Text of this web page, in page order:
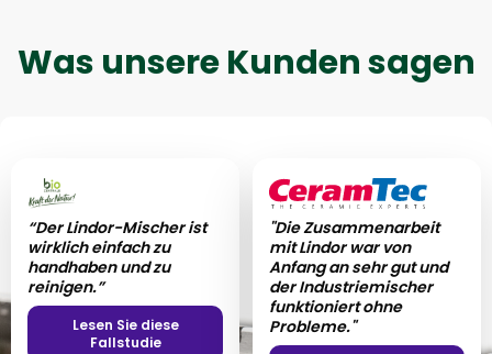
Was unsere Kunden sagen
“Der Lindor-Mischer ist
wirklich einfach zu
handhaben und zu
reinigen.”
Lesen Sie diese
Fallstudie
"Die Zusammenarbeit
mit Lindor war von
Anfang an sehr gut und
der Industriemischer
funktioniert ohne
Probleme."